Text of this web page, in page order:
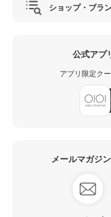
ショップ・ブラ
公式アプ
アプリ限定ク
メールマガジ